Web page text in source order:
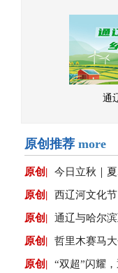
通
原创推荐 more
原创| 今日立秋｜
原创| 西辽河文化
原创| 通辽与哈尔滨
原创| 哲里木赛马
原创| “双超”闪耀